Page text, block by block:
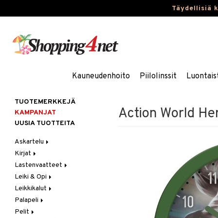
Täydellisiä
Kauneudenhoito Piilolinssit
Action World
TUOTEMERKKEJÄ
KAMPANJAT
UUSIA TUOTTEITA
Askartelu
Askartelumateriaalit
Askartelusetti
Helmet
Koulutarvikkeet
Muovailuvaha
Piirrä ja maalaa
Kirjat
Askartelukirjat
Maalauskirjat
Päiväkirjat
Lastenvaatteet
Alaosat
Leggingsit
Alusvaatteet & Sukat
Kengät
Mekot
Leiki & Opi
Opetuslelut
Oppimispelit
Soittimet
Leikkikalut
Ajoneuvot
Autoradat
Eläimet
Palapeli
1000 palaa
Pelit